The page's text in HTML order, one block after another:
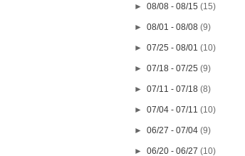
►08/08 - 08/15(15)
►08/01 - 08/08(9)
►07/25 - 08/01(10)
►07/18 - 07/25(9)
►07/11 - 07/18(8)
►07/04 - 07/11(10)
►06/27 - 07/04(9)
►06/20 - 06/27(10)